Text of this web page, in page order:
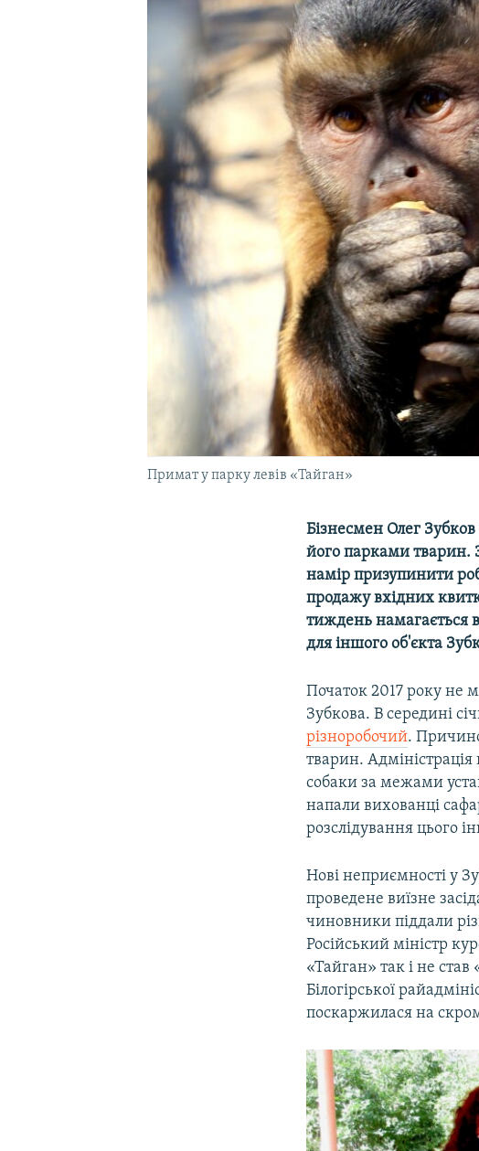
Примат у парку левів «Тайган»
Бізнесмен Олег
його парками тварин.
намір призупинити
продажу вхідних
тиждень намагається
для іншого об'єкта
Початок 2017 року не
Зубкова. В середині
різноробочий.
тварин.
собаки за межами
напали вихованці
розслідування цього
Нові неприємності у
проведене виїзне
чиновники піддали
Російський міністр
«Тайган» так і не
Білогірської
поскаржилася на